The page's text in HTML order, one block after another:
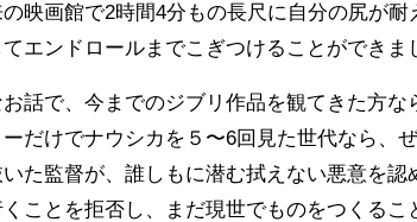
映画館で2時間4分もの長尺に自分の尻が耐
エンドロールまでこぎつけることができま
話で、今までのジブリ作品を観てきた方な
だけでナウシカを５〜6回見た世代なら、
た監督が、誰しもに潜む拭えない悪意を認
ことを拒否し、まだ現世でものをつくるこ